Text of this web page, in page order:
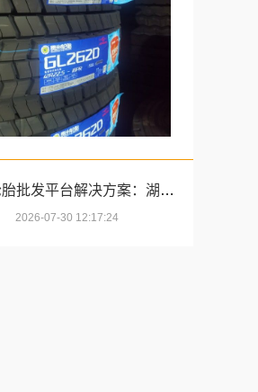
专业轮胎批发平台解决方案：湖北省腾冠畅实业贸易有限公司一站式服务
2026-07-30 12:17:24